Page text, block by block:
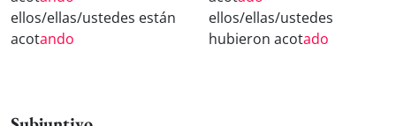
ellos/ellas/ustedes están
acotando
ellos/ellas/ustedes
hubieron acotado